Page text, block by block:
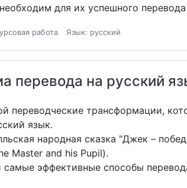
для их успешного
работа Язык: русский
перевода на русский
переводческие трансформации,
язык.
народная сказка "Джек –
Master and his Pupil).
эффективные способы